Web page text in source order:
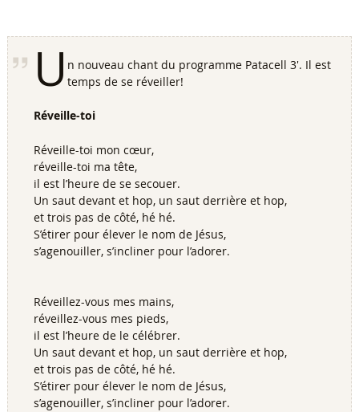
U n nouveau chant du programme Patacell 3'. Il est
temps de se réveiller!
Réveille-toi
Réveille-toi mon cœur,
réveille-toi ma tête,
il est l’heure de se secouer.
Un saut devant et hop, un saut derrière et hop,
et trois pas de côté, hé hé.
S’étirer pour élever le nom de Jésus,
s’agenouiller, s’incliner pour l’adorer.
Réveillez-vous mes mains,
réveillez-vous mes pieds,
il est l’heure de le célébrer.
Un saut devant et hop, un saut derrière et hop,
et trois pas de côté, hé hé.
S’étirer pour élever le nom de Jésus,
s’agenouiller, s’incliner pour l’adorer.